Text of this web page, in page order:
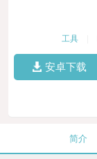
工具
安卓下载
简介